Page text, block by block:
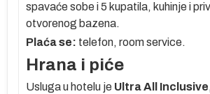
spavaće sobe i 5 kupatila, kuhinje i
otvorenog bazena.
Plaća se: telefon, room service.
Hrana i piće
Usluga u hotelu je Ultra All Inclusive